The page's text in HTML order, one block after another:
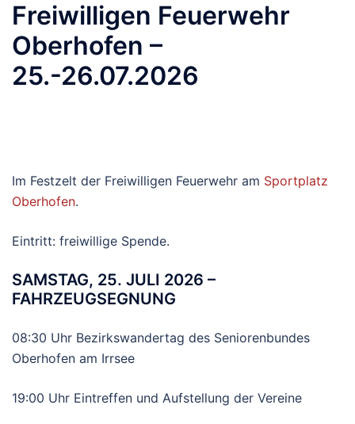
Freiwilligen Feuerwehr
Oberhofen –
25.-26.07.2026
Im Festzelt der Freiwilligen Feuerwehr am Sportplatz
Oberhofen.
Eintritt: freiwillige Spende.
SAMSTAG, 25. JULI 2026 –
FAHRZEUGSEGNUNG
08:30 Uhr Bezirkswandertag des Seniorenbundes
Oberhofen am Irrsee
19:00 Uhr Eintreffen und Aufstellung der Vereine